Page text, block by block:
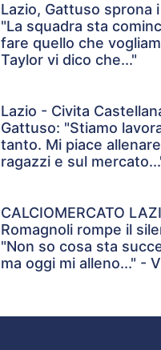
Lazio, Gattuso sprona
"La squadra sta
fare quello che
Taylor vi dico che..."
Lazio - Civita
Gattuso: "Stiamo
tanto. Mi piace
ragazzi e sul
CALCIOMERCATO
Romagnoli rompe il
"Non so cosa sta
ma oggi mi alleno..." -